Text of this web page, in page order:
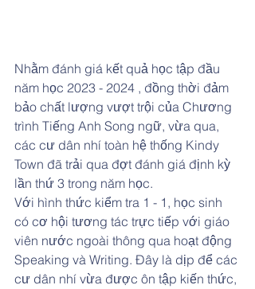
Nhằm đánh giá kết quả học tập đầu
năm học 2023 - 2024 , đồng thời đảm
bảo chất lượng vượt trội của Chương
trình Tiếng Anh Song ngữ, vừa qua,
các cư dân nhí toàn hệ thống Kindy
Town đã trải qua đợt đánh giá định kỳ
lần thứ 3 trong năm học.
Với hình thức kiểm tra 1 - 1, học sinh
có cơ hội tương tác trực tiếp với giáo
viên nước ngoài thông qua hoạt động
Speaking và Writing. Đây là dịp để các
cư dân nhí vừa được ôn tập kiến thức,